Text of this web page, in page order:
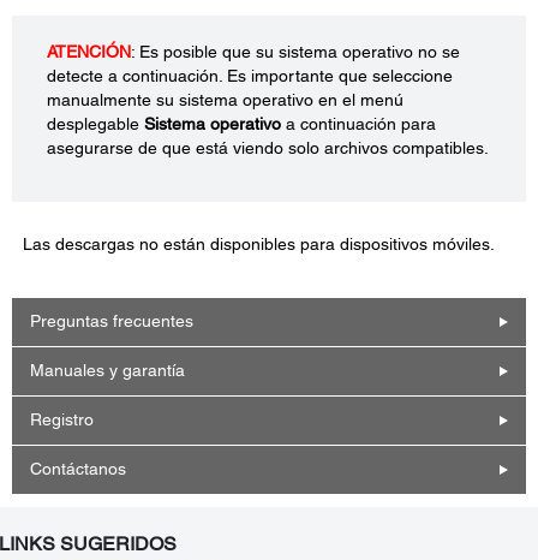
ATENCIÓN: Es posible que su sistema operativo no se
detecte a continuación. Es importante que seleccione
manualmente su sistema operativo en el menú
desplegable Sistema operativo a continuación para
asegurarse de que está viendo solo archivos compatibles.
Las descargas no están disponibles para dispositivos móviles.
Preguntas frecuentes
Manuales y garantía
Registro
Contáctanos
LINKS SUGERIDOS